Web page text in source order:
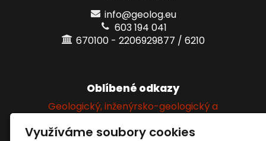
info@geolog.eu
603 194 041
670100 - 2206929877 / 6210
Oblíbené odkazy
Geologický, inženýrsko-geologický a
Využíváme soubory cookies